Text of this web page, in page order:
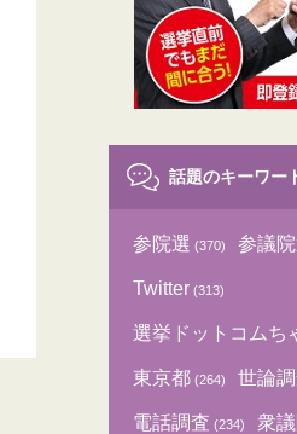
話題のキーワー
参院選 (370) 参議
Twitter (313)
選挙ドットコムち
東京都 (264) 世論
電話調査 (234) 衆